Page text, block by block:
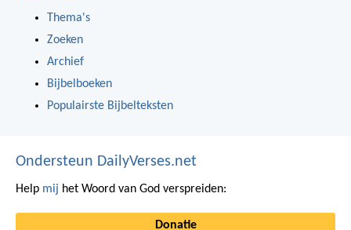
Thema's
Zoeken
Archief
Bijbelboeken
Populairste Bijbelteksten
Ondersteun DailyVerses.net
Help mij het Woord van God verspreiden:
Donatie